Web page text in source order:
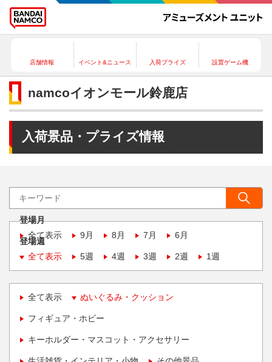
店舗情報 イベント&ニュース 入荷プライズ 設置ゲーム機
namcoイオンモール鈴鹿店
入荷景品・プライズ情報
登場月
全て表示
9月 8月 7月 6月
登場週
全て表示
5週 4週 3週 2週 1週
全て表示 ぬいぐるみ・クッション
フィギュア・ホビー
キーホルダー・マスコット・アクセサリー